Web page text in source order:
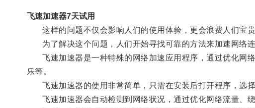
飞速加速器7天试用
这样的问题不仅会影响人们的使用体验，更会浪费人们宝贵
为了解决这个问题，人们开始寻找可靠的方法来加速网络连
飞速加速器是一种特殊的网络加速应用程序，通过优化网络
乐等。
飞速加速器的使用非常简单，只需在安装后打开程序，选择
飞速加速器会自动检测到网络状况，通过优化网络流量、绕